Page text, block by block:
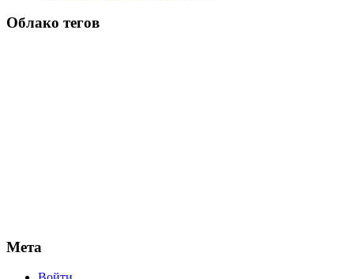
Облако тегов
Мета